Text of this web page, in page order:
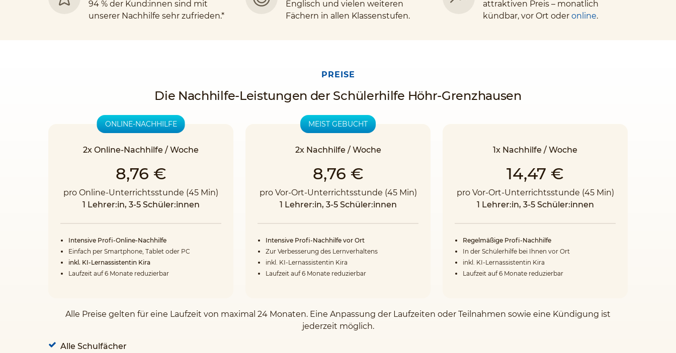
94 % der Kund:innen sind mit
unserer Nachhilfe sehr zufrieden.*
Englisch und vielen weiteren
Fächern in allen Klassenstufen.
attraktiven Preis – monatlich
kündbar, vor Ort oder online.
PREISE
Die Nachhilfe-Leistungen der Schülerhilfe Höhr-Grenzhausen
MEIST GEBUCHT
2x Nachhilfe / Woche
8,76 €
pro Vor-Ort-Unterrichtsstunde (45 Min)
1 Lehrer:in, 3-5 Schüler:innen
Intensive Profi-Nachhilfe vor Ort
Zur Verbesserung des Lernverhaltens
inkl. KI-Lernassistentin Kira
Laufzeit auf 6 Monate reduzierbar
ONLINE-NACHHILFE
2x Online-Nachhilfe / Woche
8,76 €
pro Online-Unterrichtsstunde (45 Min)
1 Lehrer:in, 3-5 Schüler:innen
Intensive Profi-Online-Nachhilfe
Einfach per Smartphone, Tablet oder PC
inkl. KI-Lernassistentin Kira
Laufzeit auf 6 Monate reduzierbar
1x Nachhilfe / Woche
14,47 €
pro Vor-Ort-Unterrichtsstunde (45 Min)
1 Lehrer:in, 3-5 Schüler:innen
Regelmäßige Profi-Nachhilfe
In der Schülerhilfe bei Ihnen vor Ort
inkl. KI-Lernassistentin Kira
Laufzeit auf 6 Monate reduzierbar
Alle Preise gelten für eine Laufzeit von maximal 24 Monaten. Eine Anpassung der Laufzeiten oder Teilnahmen sowie eine Kündigung ist
jederzeit möglich.
Alle Schulfächer